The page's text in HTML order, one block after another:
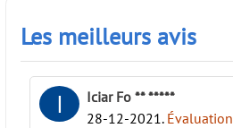
Les meilleurs avis
I
Iciar Fo ** *****
28-12-2021 . Évaluation